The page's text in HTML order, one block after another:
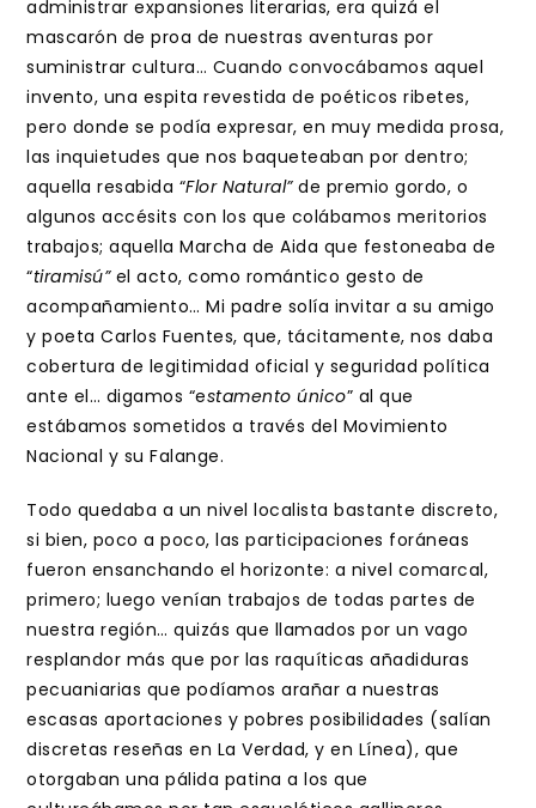
administrar expansiones literarias, era quizá el
mascarón de proa de nuestras aventuras por
suministrar cultura… Cuando convocábamos aquel
invento, una espita revestida de poéticos ribetes,
pero donde se podía expresar, en muy medida prosa,
las inquietudes que nos baqueteaban por dentro;
aquella resabida “Flor Natural”de premio gordo, o
algunos accésits con los que colábamos meritorios
trabajos; aquella Marcha de Aida que festoneaba de
“tiramisú”el acto, como romántico gesto de
acompañamiento… Mi padre solía invitar a su amigo
y poeta Carlos Fuentes, que, tácitamente, nos daba
cobertura de legitimidad oficial y seguridad política
ante el… digamos “estamento único” al que
estábamos sometidos a través del Movimiento
Nacional y su Falange.
Todo quedaba a un nivel localista bastante discreto,
si bien, poco a poco, las participaciones foráneas
fueron ensanchando el horizonte: a nivel comarcal,
primero; luego venían trabajos de todas partes de
nuestra región… quizás que llamados por un vago
resplandor más que por las raquíticas añadiduras
pecuaniarias que podíamos arañar a nuestras
escasas aportaciones y pobres posibilidades (salían
discretas reseñas en La Verdad, y en Línea), que
otorgaban una pálida patina a los que